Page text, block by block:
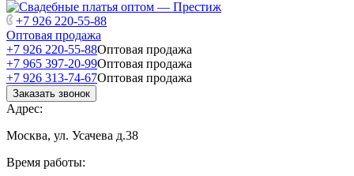
+7 926 220-55-88
Оптовая продажа
+7 926 220-55-88Оптовая продажа
+7 965 397-20-99Оптовая продажа
+7 926 313-74-67Оптовая продажа
Заказать звонок
Адрес:
Москва, ул. Усачева д.38
Время работы: